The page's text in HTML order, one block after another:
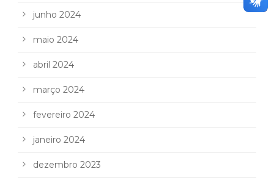
junho 2024
maio 2024
abril 2024
março 2024
fevereiro 2024
janeiro 2024
dezembro 2023